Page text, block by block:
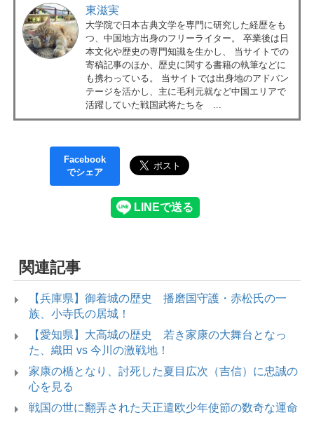
東滋実
大学院で日本古典文学を専門に研究した経歴をも
つ、中国地方出身のフリーライター。 卒業後は日
本文化や歴史の専門知識を生かし、 当サイトでの
寄稿記事のほか、歴史に関する書籍の執筆などに
も携わっている。 当サイトでは出身地のアドバン
テージを活かし、主に毛利元就など中国エリアで
活躍していた戦国武将たちを ...
Facebook
でシェア
関連記事
【兵庫県】御着城の歴史 播磨国守護・赤松氏の一
族、小寺氏の居城！
【愛知県】大高城の歴史 若き家康の大舞台となっ
た、織田 vs 今川の激戦地！
家康の楯となり、討死した夏目広次（吉信）に忠誠の
心を見る
戦国の世に翻弄された天正遣欧少年使節の数奇な運命